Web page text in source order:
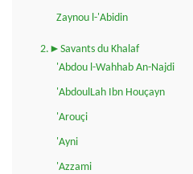
Zaynou l-'Abidin
2.►Savants du Khalaf
'Abdou l-Wahhab An-Najdi
'AbdoulLah Ibn Houçayn
'Arouçi
'Ayni
'Azzami